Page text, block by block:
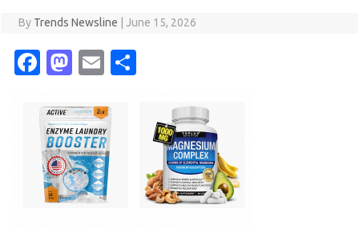
By Trends Newsline June 15, 2026
Fa
e
b
o
o
M
t
o
d
o
E
ail